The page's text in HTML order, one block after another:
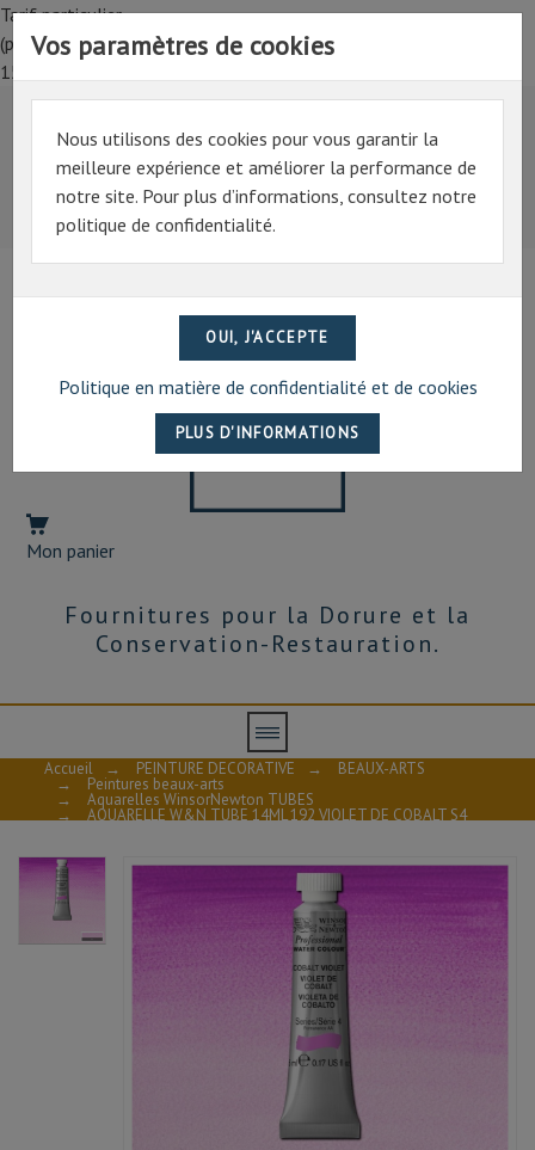
Tarif particulier,
(professionnel, connectez-vous pour bénéficier de la remise de
15%)
Tarif particulier,
(professionnel, connectez-vous pour bénéficier de la
remise de 15%)
07 69 94 13 47
Mon panier
Fournitures pour la Dorure et la
Conservation-Restauration.
Vos paramètres de cookies
Nous utilisons des cookies pour vous garantir la
meilleure expérience et améliorer la performance de
notre site. Pour plus d’informations, consultez notre
politique de confidentialité.
Politique en matière de confidentialité et de cookies
Accueil → PEINTURE DECORATIVE → BEAUX-ARTS
→ Peintures beaux-arts
→ Aquarelles WinsorNewton TUBES
→ AQUARELLE W&N TUBE 14ML 192 VIOLET DE COBALT S4